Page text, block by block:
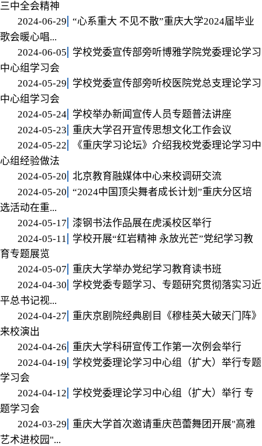
三中全会精神
2024-06-29
“心系重大 不见不散”重庆大学2024届毕业
歌会暖心唱...
2024-06-05
学校党委宣传部旁听博雅学院党委理论学习
中心组学习会
2024-05-29
学校党委宣传部旁听校医院党总支理论学习
中心组学习会
2024-05-24 学校举办新闻宣传人员专题普法讲座
2024-05-23
重庆大学召开宣传思想文化工作会议
2024-05-22
《重庆学习论坛》介绍我校党委理论学习中
心组经验做法
2024-05-20
北京教育融媒体中心来校调研交流
2024-05-20
“2024中国顶尖舞者成长计划”重庆分区培
选活动在重...
2024-05-17
漆钢书法作品展在虎溪校区举行
2024-05-11
学校开展“红岩精神 永放光芒”党纪学习教
育专题展览
2024-05-07
重庆大学举办党纪学习教育读书班
2024-04-30
学校党委专题学习、专题研究贯彻落实习近
平总书记视...
2024-04-27
重庆京剧院经典剧目《穆桂英大破天门阵》
来校演出
2024-04-26
重庆大学科研宣传工作第一次例会举行
2024-04-19
学校党委理论学习中心组（扩大）举行专题
学习会
2024-04-12
学校党委理论学习中心组（扩大）举行 专
题学习会
2024-03-29
重庆大学首次邀请重庆芭蕾舞团开展"高雅
艺术进校园"...